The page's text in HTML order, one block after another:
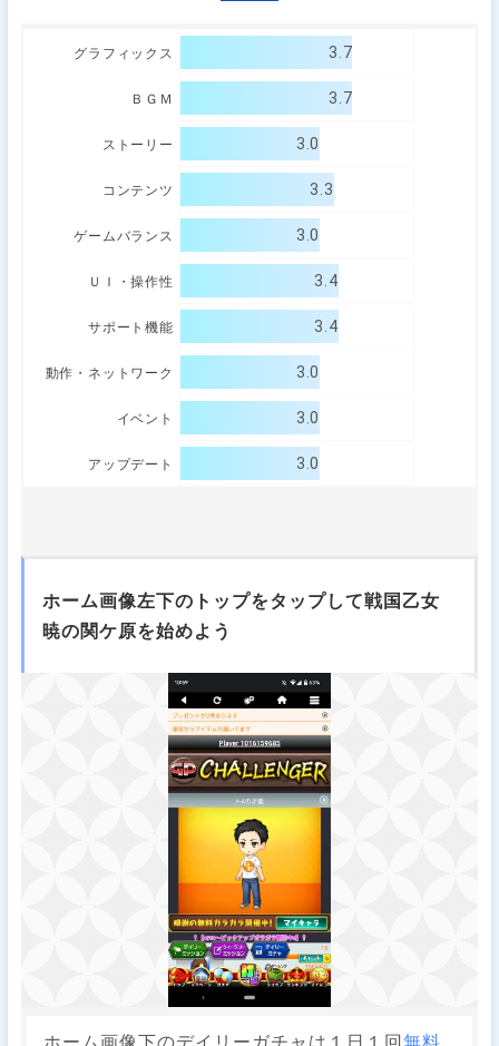
グラフィックス 3.7
ＢＧＭ 3.7
ストーリー 3.0
コンテンツ 3.3
ゲームバランス 3.0
ＵＩ・操作性 3.4
サポート機能 3.4
動作・ネットワーク 3.0
イベント 3.0
アップデート 3.0
ホーム画像左下のトップをタップして戦国乙女
暁の関ケ原を始めよう